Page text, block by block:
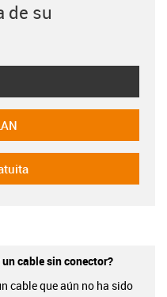
de su
cable sin conector?
cable que aún no ha sido